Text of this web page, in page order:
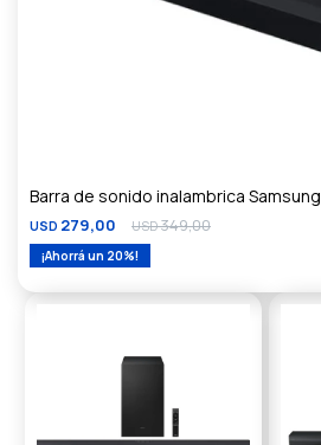
Barra de sonido inalambrica Samsung
USD 279,00 USD349,00
20